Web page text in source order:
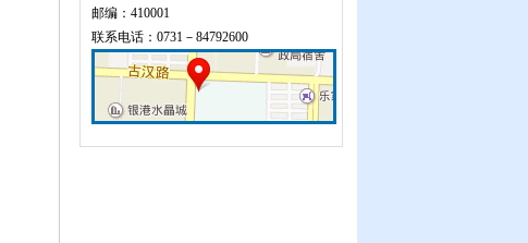
邮编：410001
联系电话：0731－84792600